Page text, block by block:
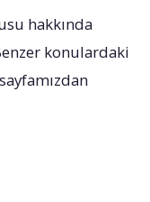
hakkında
konulardaki
sayfamızdan